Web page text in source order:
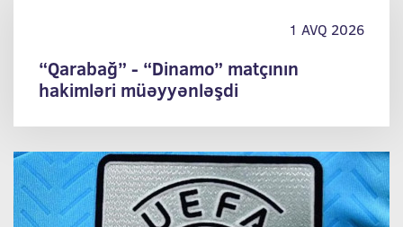
1 AVQ 2026
“Qarabağ” - “Dinamo” matçının
hakimləri müəyyənləşdi